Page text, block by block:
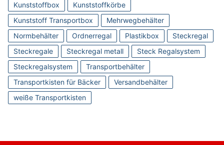
Kunststoffbox
Kunststoffkörbe
Kunststoff Transportbox
Mehrwegbehälter
Normbehälter
Ordnerregal Plastikbox
Steckregal
Steckregale
Steckregal metall
Steck Regalsystem
Steckregalsystem
Transportbehälter
Transportkisten für Bäcker
Versandbehälter
weiße Transportkisten